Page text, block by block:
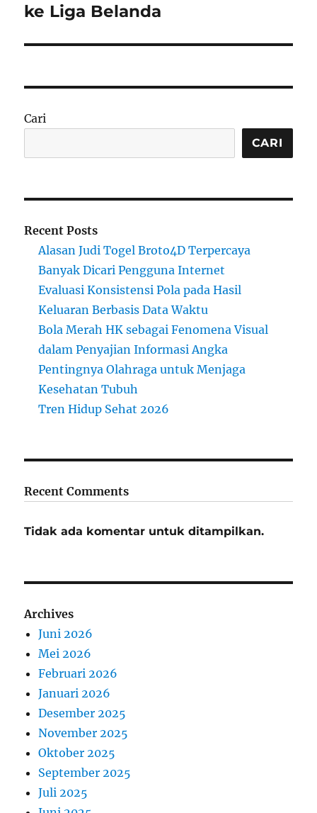
post:
ke Liga Belanda
Cari
CARI
Recent Posts
Alasan Judi Togel Broto4D Terpercaya
Banyak Dicari Pengguna Internet
Evaluasi Konsistensi Pola pada Hasil
Keluaran Berbasis Data Waktu
Bola Merah HK sebagai Fenomena Visual
dalam Penyajian Informasi Angka
Pentingnya Olahraga untuk Menjaga
Kesehatan Tubuh
Tren Hidup Sehat 2026
Recent Comments
Tidak ada komentar untuk ditampilkan.
Archives
Juni 2026
Mei 2026
Februari 2026
Januari 2026
Desember 2025
November 2025
Oktober 2025
September 2025
Juli 2025